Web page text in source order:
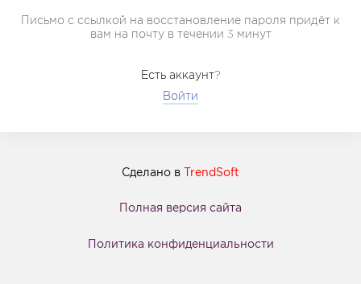
Письмо с ссылкой на восстановление пароля придёт к
вам на почту в течении 3 минут
Есть аккаунт?
Войти
Сделано в TrendSoft
Полная версия сайта
Политика конфиденциальности